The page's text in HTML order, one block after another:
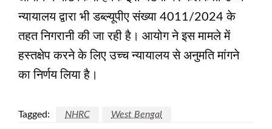
न्यायालय द्वारा भी डब्ल्यूपीए संख्या 4011/2024 के
तहत निगरानी की जा रही है। आयोग ने इस मामले में
हस्तक्षेप करने के लिए उच्च न्यायालय से अनुमति मांगने
का निर्णय लिया है।
Tagged: NHRC West Bengal